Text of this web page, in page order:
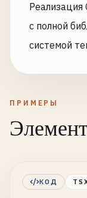
Реализация
с полной
системой
ПРИМЕРЫ
КОД